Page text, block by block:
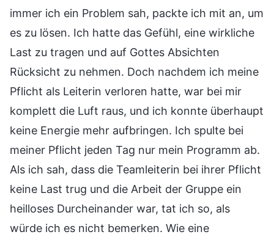
immer ich ein Problem sah, packte ich mit an, um
es zu lösen. Ich hatte das Gefühl, eine wirkliche
Last zu tragen und auf Gottes Absichten
Rücksicht zu nehmen. Doch nachdem ich meine
Pflicht als Leiterin verloren hatte, war bei mir
komplett die Luft raus, und ich konnte überhaupt
keine Energie mehr aufbringen. Ich spulte bei
meiner Pflicht jeden Tag nur mein Programm ab.
Als ich sah, dass die Teamleiterin bei ihrer Pflicht
keine Last trug und die Arbeit der Gruppe ein
heilloses Durcheinander war, tat ich so, als
würde ich es nicht bemerken. Wie eine